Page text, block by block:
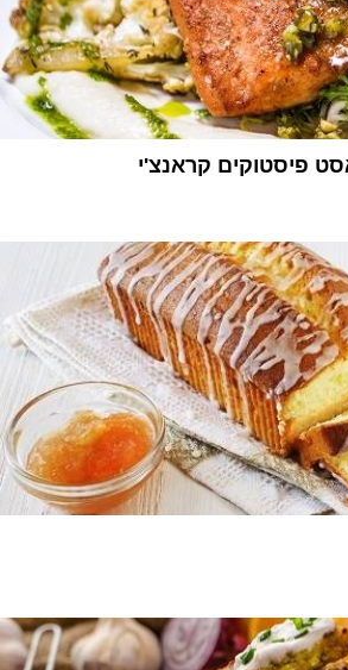
פיסטוקים קראנצ'י